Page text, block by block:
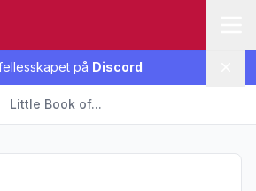
på Discord
Little Book of...